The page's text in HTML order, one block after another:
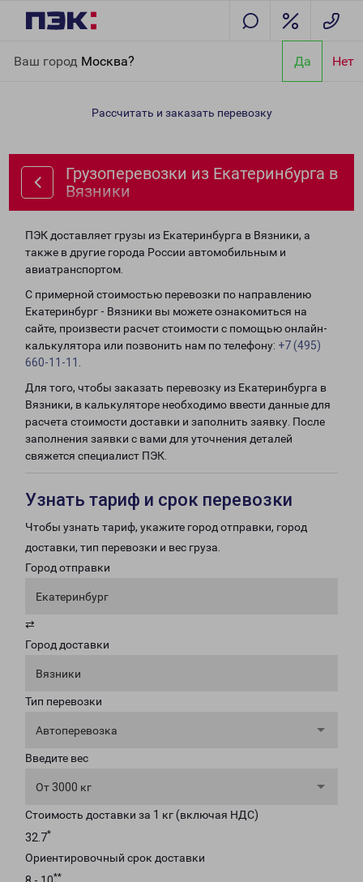
Ваш город Москва? Да Нет
Вязники
Рассчитать и заказать перевозку
Грузоперевозки из Екатеринбурга в
Вязники
ПЭК доставляет грузы из Екатеринбурга в Вязники, а
также в другие города России автомобильным и
авиатранспортом.
С примерной стоимостью перевозки по направлению
Екатеринбург - Вязники вы можете ознакомиться на
сайте, произвести расчет стоимости с помощью онлайн-
калькулятора или позвонить нам по телефону: +7 (495)
660-11-11
Для того, чтобы заказать перевозку из Екатеринбурга в
Вязники, в калькуляторе необходимо ввести данные для
расчета стоимости доставки и заполнить заявку. После
заполнения заявки с вами для уточнения деталей
свяжется специалист ПЭК.
Узнать тариф и срок перевозки
Чтобы узнать тариф, укажите город отправки, город
доставки, тип перевозки и вес груза.
Город отправки
Екатеринбург
⇄
Город доставки
Вязники
Тип перевозки
Автоперевозка
Введите вес
От 3000 кг
Стоимость доставки за 1 кг (включая НДС)
32.7*
Ориентировочный срок доставки
**